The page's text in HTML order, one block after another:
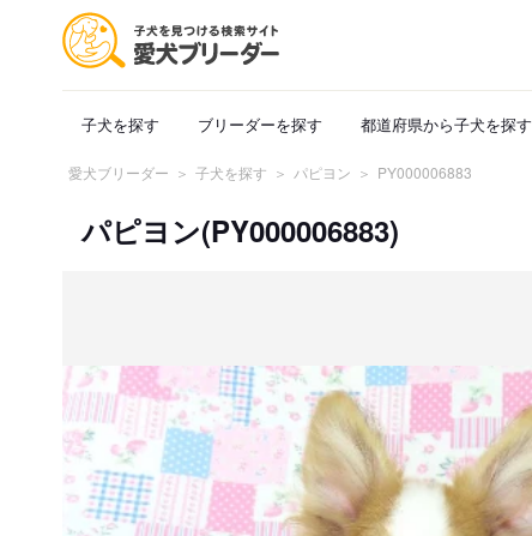
子犬を探す ブリーダーを探す 都道府県から子犬を探す
愛犬ブリーダー 子犬を探す パピヨン PY000006883
パピヨン(PY000006883)